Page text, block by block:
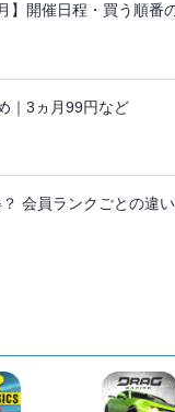
】開催日程・買う順番
｜3ヵ月99円など
会員ランクごとの違